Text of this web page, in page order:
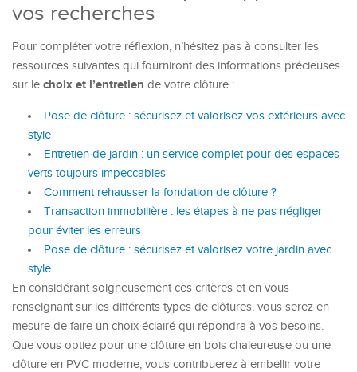
vos recherches
Pour compléter votre réflexion, n’hésitez pas à consulter les
ressources suivantes qui fourniront des informations précieuses
sur le choix et l’entretien de votre clôture :
Pose de clôture : sécurisez et valorisez vos extérieurs avec
style
Entretien de jardin : un service complet pour des espaces
verts toujours impeccables
Comment rehausser la fondation de clôture ?
Transaction immobilière : les étapes à ne pas négliger
pour éviter les erreurs
Pose de clôture : sécurisez et valorisez votre jardin avec
style
En considérant soigneusement ces critères et en vous
renseignant sur les différents types de clôtures, vous serez en
mesure de faire un choix éclairé qui répondra à vos besoins.
Que vous optiez pour une clôture en bois chaleureuse ou une
clôture en PVC moderne, vous contribuerez à embellir votre